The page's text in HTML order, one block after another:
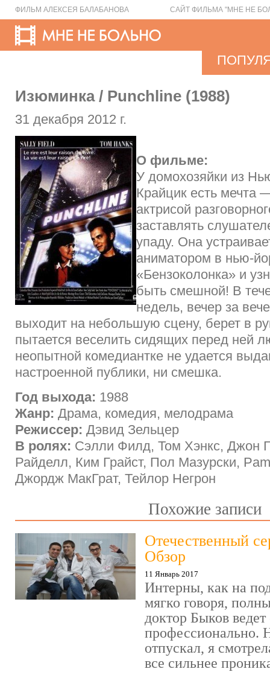
ФИЛЬМ АЛЕКСЕЯ БАЛАБАНОВА САЙТ ФИЛЬМА "МНЕ НЕ
Изюминка / Punchline (1988)
31 декабря 2012 г.
О фильме:
У домохозяйки из
Крайцик есть мечта
актрисой
заставлять
упаду. Она
аниматором в нью-
«Бензоколонка» и
быть смешной! В
недель, вечер за
выходит на небольшую сцену, берет в
пытается веселить сидящих перед ней
неопытной комедиантке не удается
настроенной публики, ни смешка.
Год выхода: 1988
Жанр: Драма, комедия, мелодрама
Режиссер: Дэвид Зельцер
В ролях: Сэлли Филд, Том Хэнкс, Джон
Райделл, Ким Грайст, Пол Мазурски,
Джордж МакГрат, Тейлор Негрон
Похожие записи
Отечественный
Обзор
11 Январь 2017
Интерны, как на
мягко говоря,
доктор Быков ведет
профессионально.
отпускал, я
все сильнее